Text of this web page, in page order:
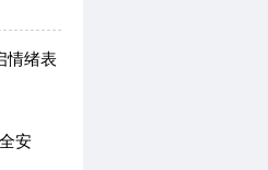
情绪表
安